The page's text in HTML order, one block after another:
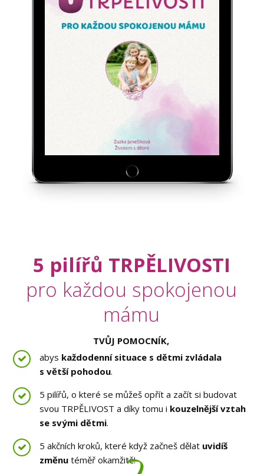
5 pilířů TRPĚLIVOSTI
pro každou spokojenou
mámu
TVŮJ POMOCNÍK,
abys každodenní situace s dětmi zvládala
s větší pohodou.
5 pilířů, o které se můžeš opřít a začít si budovat
svou TRPĚLIVOST a díky tomu i kouzelnější vztah
se svými dětmi.
5 akčních kroků, které když začneš dělat uvidíš
změnu téměř okamžitě!